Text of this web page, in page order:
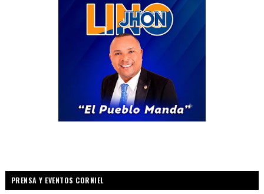
PRENSA Y EVENTOS CORNIEL